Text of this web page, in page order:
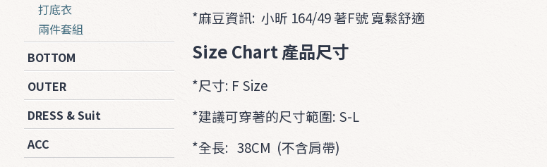
打底衣
兩件套組
BOTTOM
OUTER
DRESS & Suit
ACC
*麻豆資訊: 小昕 164/49 著F號 寬鬆舒適
Size Chart 產品尺寸
*尺寸: F Size
*建議可穿著的尺寸範圍: S-L
*全長: 38CM (不含肩帶)